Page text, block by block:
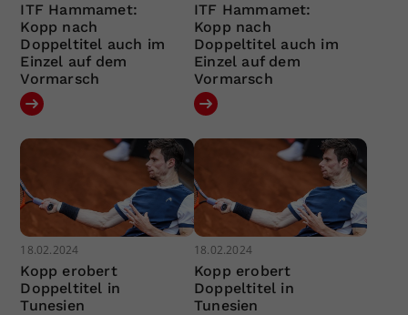
ITF Hammamet:
Kopp nach
Doppeltitel auch im
Einzel auf dem
Vormarsch
ITF Hammamet:
Kopp nach
Doppeltitel auch im
Einzel auf dem
Vormarsch
18.02.2024
Kopp erobert
Doppeltitel in
Tunesien
18.02.2024
Kopp erobert
Doppeltitel in
Tunesien